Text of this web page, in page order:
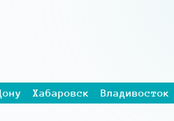
Хабаровск Владивосток